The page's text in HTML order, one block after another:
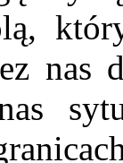
nas